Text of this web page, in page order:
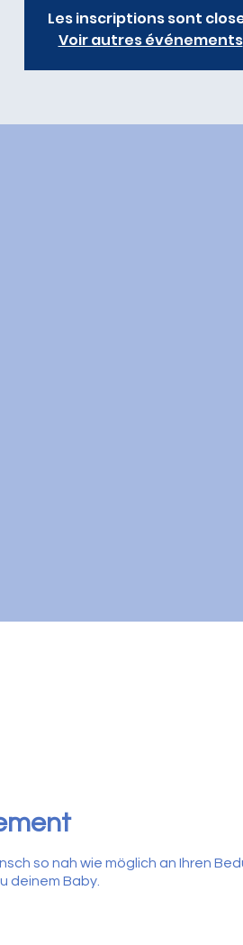
Les inscriptions sont
Voir autres événements
so nah wie möglich an Ihren
deinem Baby.